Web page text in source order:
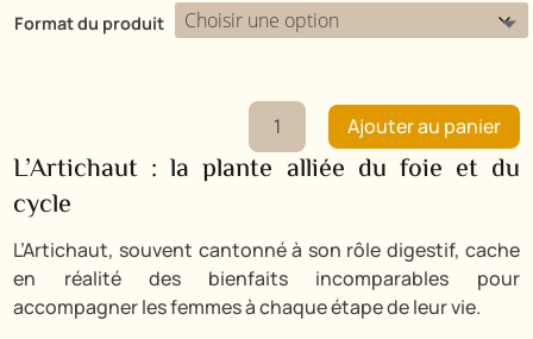
L’Artichaut : la plante alliée du foie et du
cycle
L’Artichaut, souvent cantonné à son rôle digestif, cache
en réalité des bienfaits incomparables pour
accompagner les femmes à chaque étape de leur vie.
Format du produit
quantité
de
Artichaut
Ajouter au panier